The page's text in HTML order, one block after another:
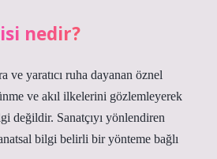
nedir?
ve yaratıcı ruha dayanan öznel
ve akıl ilkelerini gözlemleyerek
değildir. Sanatçıyı yönlendiren
bilgi belirli bir yönteme bağlı